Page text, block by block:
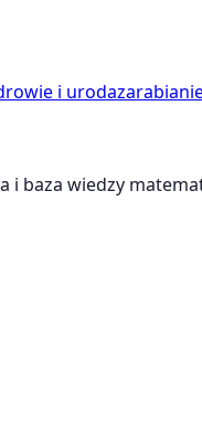
i uroda
baza wiedzy